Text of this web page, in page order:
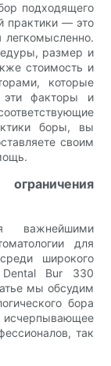
подходящего
практики — это
легкомысленно.
размер и
стоимость и
которые
эти факторы и
боры, вы
своим
важнейшими
для
широкого
Dental Bur 330
мы обсудим
бора
так